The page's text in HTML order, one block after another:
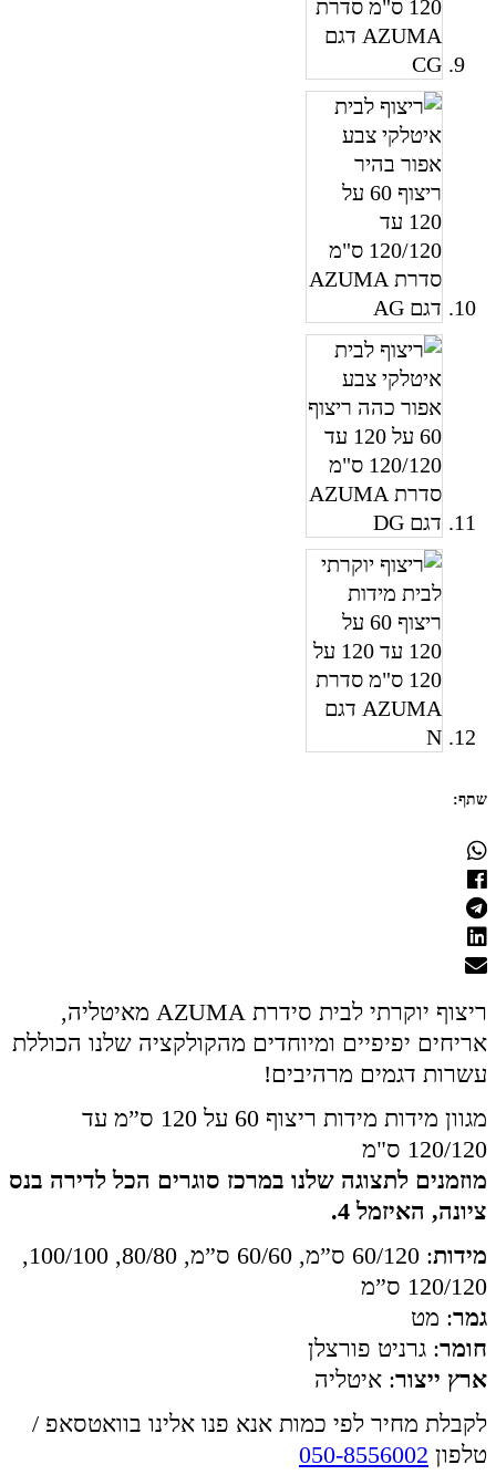
שתף:
ריצוף יוקרתי לבית סידרת AZUMA מאיטליה,
אריחים יפיפיים ומיוחדים מהקולקציה שלנו הכוללת
עשרות דגמים מרהיבים!
מגוון מידות מידות ריצוף 60 על 120 ס”מ עד
120/120 ס"מ
מוזמנים לתצוגה שלנו במרכז סוגרים הכל לדירה בנס
ציונה, האיזמל 4.
מידות
: 60/120 ס”מ, 60/60 ס”מ, 80/80, 100/100,
120/120 ס”מ
גמר: מט
חומר: גרניט פורצלן
ארץ ייצור: איטליה
לקבלת מחיר לפי כמות אנא פנו אלינו בוואטסאפ /
טלפון 050-8556002